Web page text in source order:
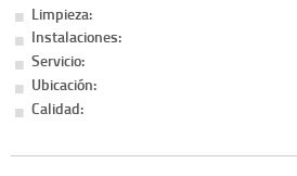
Limpieza:
Instalaciones:
Servicio:
Ubicación:
Calidad: